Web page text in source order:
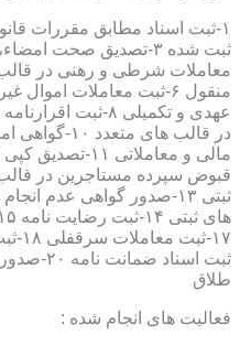
در قالب های
طلاق
فعالیت های انجام شده :